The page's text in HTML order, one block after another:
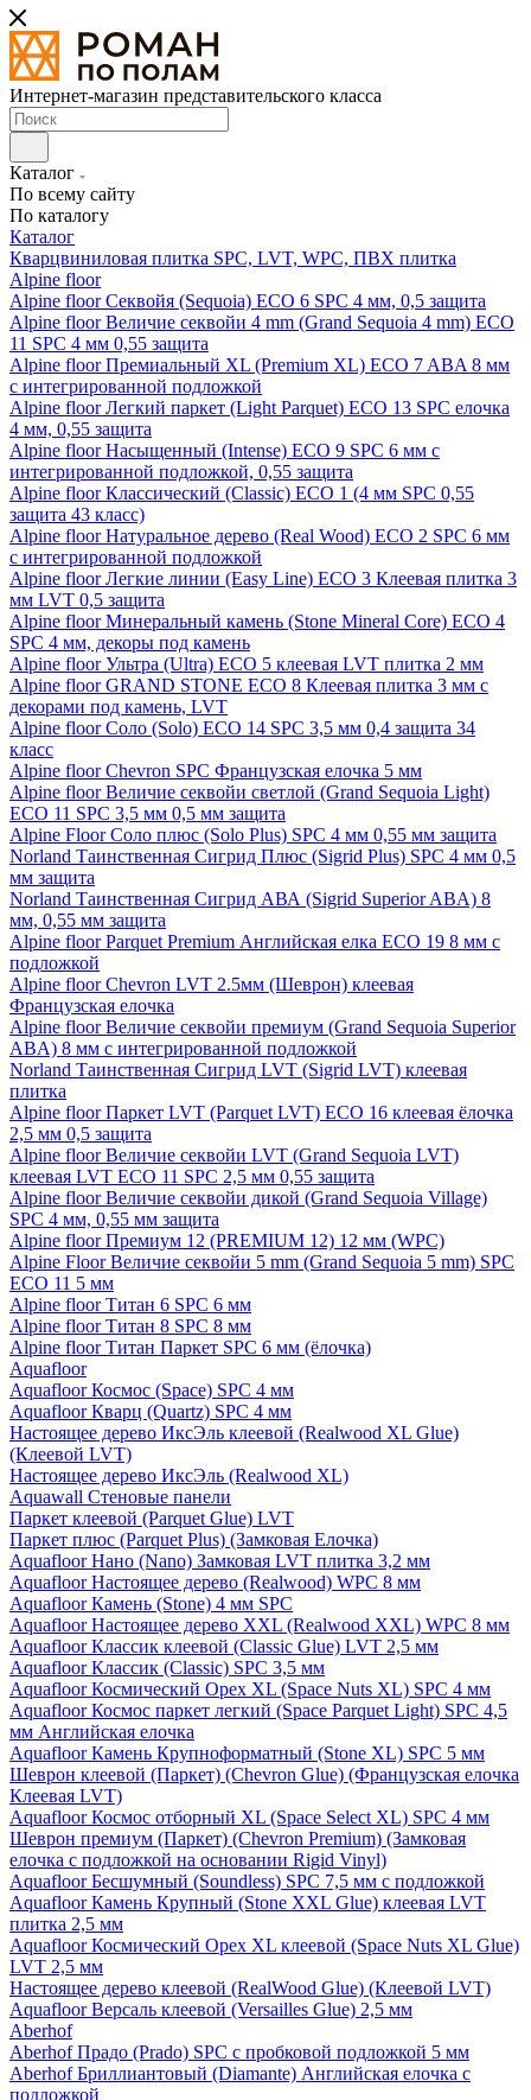
Интернет-магазин представительского класса
Каталог
По всему сайту
По каталогу
Каталог
Кварцвиниловая плитка SPC, LVT, WPC, ПВХ плитка
Alpine floor
Alpine floor Секвойя (Sequoia) ECO 6 SPC 4 мм, 0,5 защита
Alpine floor Величие секвойи 4 mm (Grand Sequoia 4 mm) ECO
11 SPC 4 мм 0,55 защита
Alpine floor Премиальный XL (Premium XL) ECO 7 ABA 8 мм
с интегрированной подложкой
Alpine floor Легкий паркет (Light Parquet) ECO 13 SPC елочка
4 мм, 0,55 защита
Alpine floor Насыщенный (Intense) ECO 9 SPC 6 мм с
интегрированной подложкой, 0,55 защита
Alpine floor Классический (Classic) ECO 1 (4 мм SPC 0,55
защита 43 класс)
Alpine floor Натуральное дерево (Real Wood) ECO 2 SPC 6 мм
с интегрированной подложкой
Alpine floor Легкие линии (Easy Line) ECO 3 Клеевая плитка 3
мм LVT 0,5 защита
Alpine floor Минеральный камень (Stone Mineral Core) ECO 4
SPC 4 мм, декоры под камень
Alpine floor Ультра (Ultra) ECO 5 клеевая LVT плитка 2 мм
Alpine floor GRAND STONE ECO 8 Клеевая плитка 3 мм с
декорами под камень, LVT
Alpine floor Соло (Solo) ECO 14 SPC 3,5 мм 0,4 защита 34
класс
Alpine floor Chevron SPC Французская елочка 5 мм
Alpine floor Величие секвойи светлой (Grand Sequoia Light)
ECO 11 SPC 3,5 мм 0,5 мм защита
Alpine Floor Соло плюс (Solo Plus) SPC 4 мм 0,55 мм защита
Norland Таинственная Сигрид Плюс (Sigrid Plus) SPC 4 мм 0,5
мм защита
Norland Таинственная Сигрид АВА (Sigrid Superior ABA) 8
мм, 0,55 мм защита
Alpine floor Parquet Premium Английская елка ECO 19 8 мм с
подложкой
Alpine floor Chevron LVT 2.5мм (Шеврон) клеевая
Французская елочка
Alpine floor Величие секвойи премиум (Grand Sequoia Superior
ABA) 8 мм с интегрированной подложкой
Norland Таинственная Сигрид LVT (Sigrid LVT) клеевая
плитка
Alpine floor Паркет LVT (Parquet LVT) ECO 16 клеевая ёлочка
2,5 мм 0,5 защита
Alpine floor Величие секвойи LVT (Grand Sequoia LVT)
клеевая LVT ECO 11 SPC 2,5 мм 0,55 защита
Alpine floor Величие секвойи дикой (Grand Sequoia Village)
SPC 4 мм, 0,55 мм защита
Alpine floor Премиум 12 (PREMIUM 12) 12 мм (WPC)
Alpine Floor Величие секвойи 5 mm (Grand Sequoia 5 mm) SPC
ECO 11 5 мм
Alpine floor Титан 6 SPC 6 мм
Alpine floor Титан 8 SPC 8 мм
Alpine floor Титан Паркет SPC 6 мм (ёлочка)
Aquafloor
Aquafloor Космос (Space) SPC 4 мм
Aquafloor Кварц (Quartz) SPC 4 мм
Настоящее дерево ИксЭль клеевой (Realwood XL Glue)
(Клеевой LVT)
Настоящее дерево ИксЭль (Realwood XL)
Aquawall Стеновые панели
Паркет клеевой (Parquet Glue) LVT
Паркет плюс (Parquet Plus) (Замковая Елочка)
Aquafloor Нано (Nano) Замковая LVT плитка 3,2 мм
Aquafloor Настоящее дерево (Realwood) WPC 8 мм
Aquafloor Камень (Stone) 4 мм SPC
Aquafloor Настоящее дерево XXL (Realwood XXL) WPC 8 мм
Aquafloor Классик клеевой (Classic Glue) LVT 2,5 мм
Aquafloor Классик (Classic) SPC 3,5 мм
Aquafloor Космический Орех XL (Space Nuts XL) SPC 4 мм
Aquafloor Космос паркет легкий (Space Parquet Light) SPC 4,5
мм Английская елочка
Aquafloor Камень Крупноформатный (Stone XL) SPC 5 мм
Шеврон клеевой (Паркет) (Chevron Glue) (Французская елочка
Клеевая LVT)
Aquafloor Космос отборный XL (Space Select XL) SPC 4 мм
Шеврон премиум (Паркет) (Chevron Premium) (Замковая
елочка с подложкой на основании Rigid Vinyl)
Aquafloor Бесшумный (Soundless) SPC 7,5 мм с подложкой
Aquafloor Камень Крупный (Stone XXL Glue) клеевая LVT
плитка 2,5 мм
Aquafloor Космический Орех XL клеевой (Space Nuts XL Glue)
LVT 2,5 мм
Настоящее дерево клеевой (RealWood Glue) (Клеевой LVT)
Aquafloor Версаль клеевой (Versailles Glue) 2,5 мм
Aberhof
Aberhof Прадо (Prado) SPC с пробковой подложкой 5 мм
Aberhof Бриллиантовый (Diamante) Английская елочка с
подложкой